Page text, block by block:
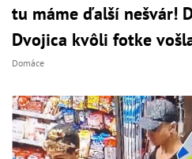
tu máme ďalší nešvár!
Dvojica kvôli fotke
Domáce